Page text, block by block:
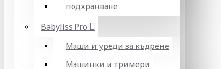
подхранване
Babyliss Pro
Маши и уреди за къдрене
Машинки и тримери